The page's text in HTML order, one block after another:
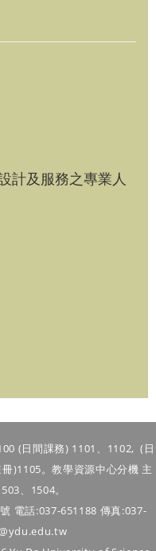
計及服務之專業人
(日間課務) 1101、1102, ( 日
)1105。教學資源中心分機 主
、1504。
電話:037-651188 傳真:037-